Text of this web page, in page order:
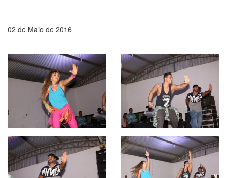
02 de Maio de 2016